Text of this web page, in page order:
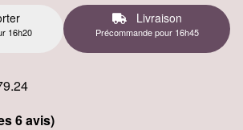
16h20
Livraison
Précommande pour 16h45
6 avis)